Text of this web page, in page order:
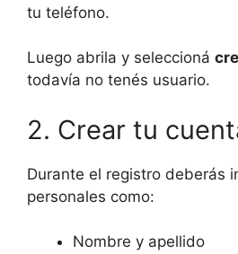
tu teléfono.
Luego abrila y seleccioná
todavía no tenés usuario.
2. Crear tu
Durante el registro deberás
personales como:
Nombre y apellido